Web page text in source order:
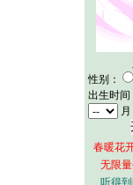
性别：
出生时间
月
春暖花
无限
听得